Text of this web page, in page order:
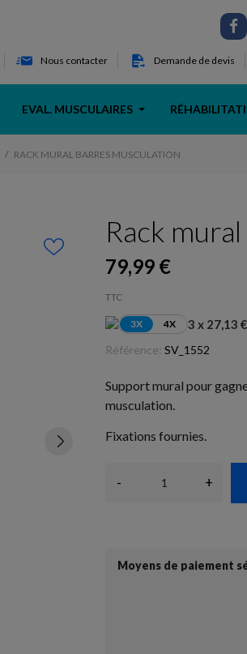
Nous contacter Demande de devis
EVAL. MUSCULAIRES
RACK MURAL BARRES MUSCULATION
Rack
79,99 €
TTC
3X 4X 3 x 27,13 €
Référence: SV_1552
Support mural pour
musculation.
Fixations fournies.
- +
Moyens de paiement